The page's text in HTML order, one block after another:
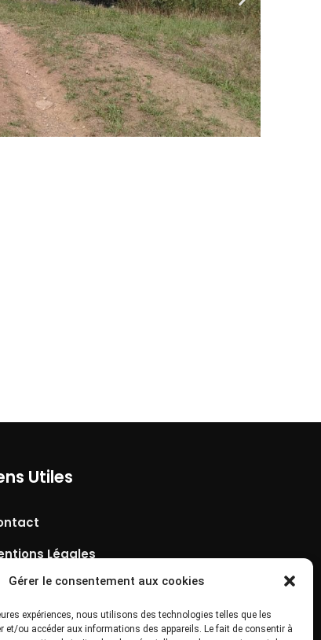
Gérer le consentement aux cookies
expériences, nous utilisons des technologies telles que les
et/ou accéder aux informations des appareils. Le fait de consentir à
Utiles
Légales
Map